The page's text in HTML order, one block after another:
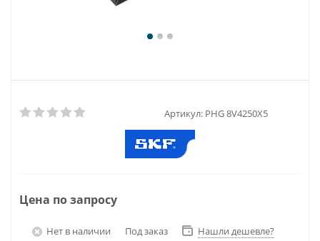
Артикул: PHG 8V4250X5
Цена по запросу
Нет в наличии Под заказ Нашли дешевле?